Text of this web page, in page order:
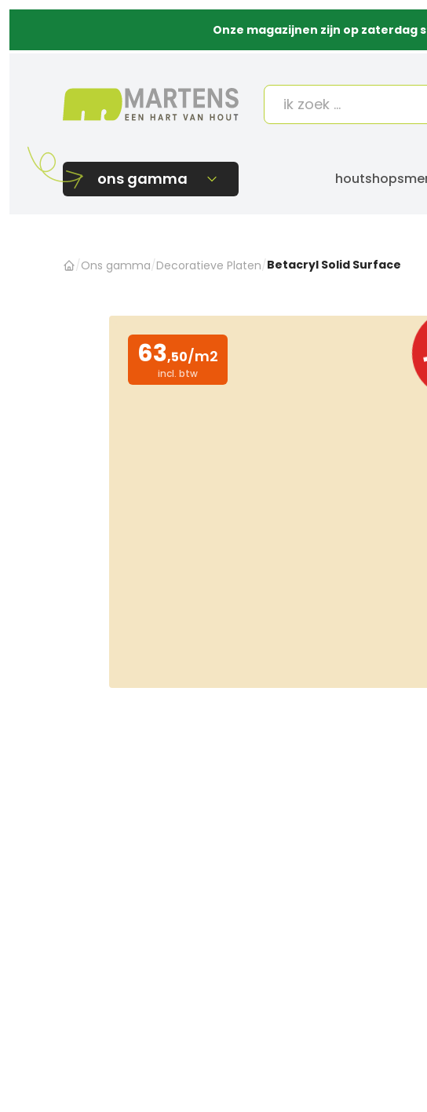
Onze magazijnen zijn op zaterdag
ons gamma houtshops
/Ons gamma/Decoratieve Platen/Betacryl Solid Surface
63,50/m2
incl. btw